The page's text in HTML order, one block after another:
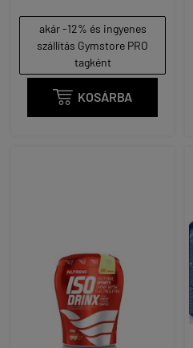
akár -12% és ingyenes
szállítás Gymstore PRO
tagként
 KOSÁRBA